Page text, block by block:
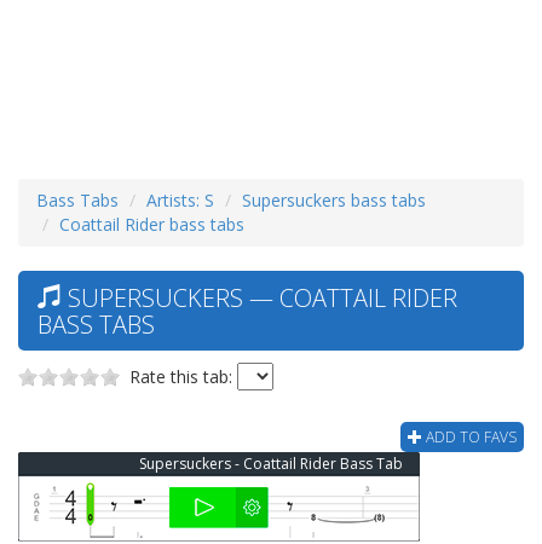
Bass Tabs Artists: S
Supersuckers bass tabs
Coattail Rider bass tabs
SUPERSUCKERS — COATTAIL RIDER
BASS TABS
Rate this tab:
ADD TO FAVS
Supersuckers - Coattail Rider Bass Tab